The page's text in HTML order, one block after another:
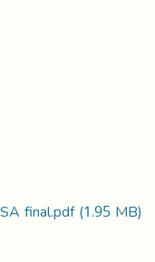
final.pdf(1.95 MB)